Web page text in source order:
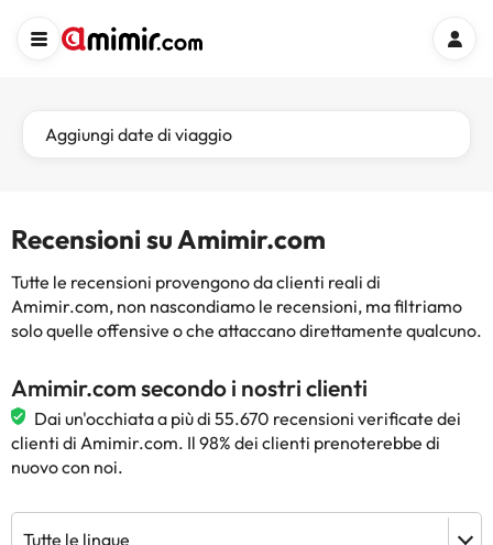
Aggiungi date di viaggio
Recensioni su Amimir.com
Tutte le recensioni provengono da clienti reali di
Amimir.com, non nascondiamo le recensioni, ma filtriamo
solo quelle offensive o che attaccano direttamente qualcuno.
Amimir.com secondo i nostri clienti
Dai un'occhiata a più di 55.670 recensioni verificate dei
clienti di Amimir.com. Il 98% dei clienti prenoterebbe di
nuovo con noi.